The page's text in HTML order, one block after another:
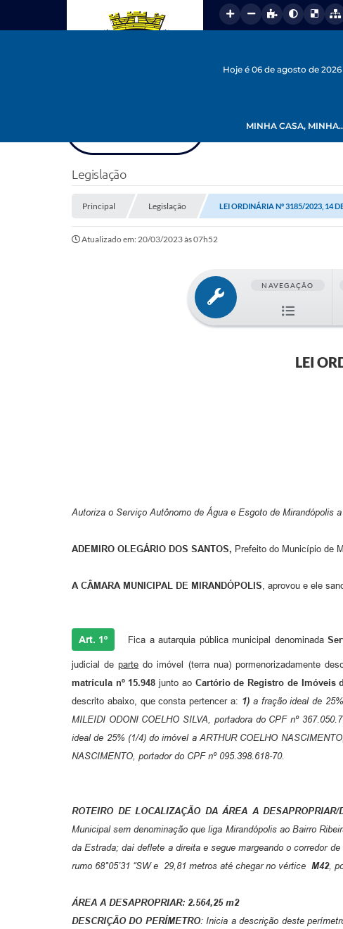
Hoje é 06 de agosto de 2026
MINHA CASA,
Legislação
Principal Legislação LEI ORDINÁRIA Nº 3185/2023, 14
Atualizado em: 20/03/2023 às 07h52
NAVEGAÇÃO
LEI
Autoriza o Serviço Autônomo de Água e Esgoto de Mirandópolis
ADEMIRO OLEGÁRIO DOS SANTOS, Prefeito do Município de
A CÂMARA MUNICIPAL DE MIRANDÓPOLIS, aprovou e ele
Art. 1º Fica a autarquia pública municipal denominada
judicial departe do imóvel (terra nua) pormenorizadamente
matrícula nº 15.948 junto ao Cartório de Registro de Imóveis
descrito abaixo, que consta pertencer a: 1)a fração ideal de
MILEIDI ODONI COELHO SILVA, portadora do CPF nº
ideal de 25% (1/4) do imóvel a ARTHUR COELHO
NASCIMENTO, portador do CPF nº 095.398.618-70.
ROTEIRO DE LOCALIZAÇÃO DA ÁREA A DESAPROPRIAR/
Municipal sem denominação que liga Mirandópolis ao Bairro
da Estrada; daí deflete a direita e segue margeando o corredor
rumo 68°05’31 “SW e 29,81 metros até chegar no vértice M42,
ÁREA A DESAPROPRIAR: 2.564,25 m2
DESCRIÇÃO DO PERÍMETRO: Inicia a descrição deste